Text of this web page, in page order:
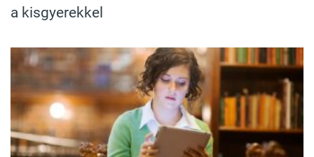
a kisgyerekkel